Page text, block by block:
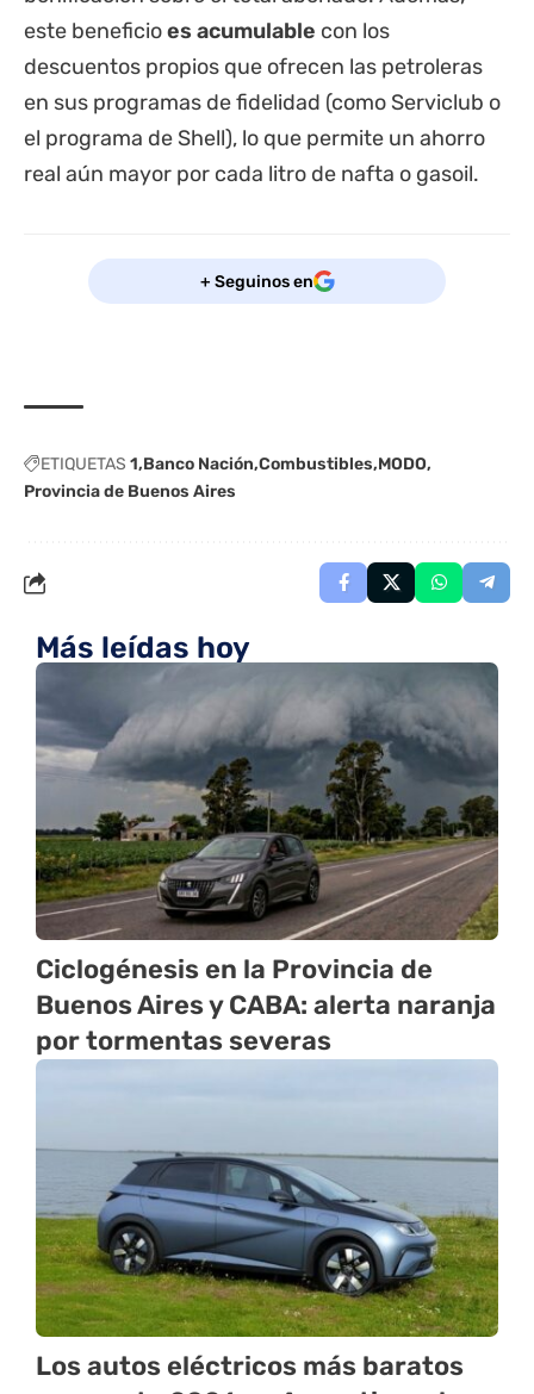
este beneficioes acumulable con los
descuentos propios que ofrecen las petroleras
en sus programas de fidelidad (como Serviclub o
el programa de Shell), lo que permite un ahorro
real aún mayor por cada litro de nafta o gasoil.
+ Seguinos en
ETIQUETAS 1 Banco Nación Combustibles MODO
Provincia de Buenos Aires
Más leídas hoy
Ciclogénesis en la Provincia de
Buenos Aires y CABA: alerta naranja
por tormentas severas
Los autos eléctricos más baratos